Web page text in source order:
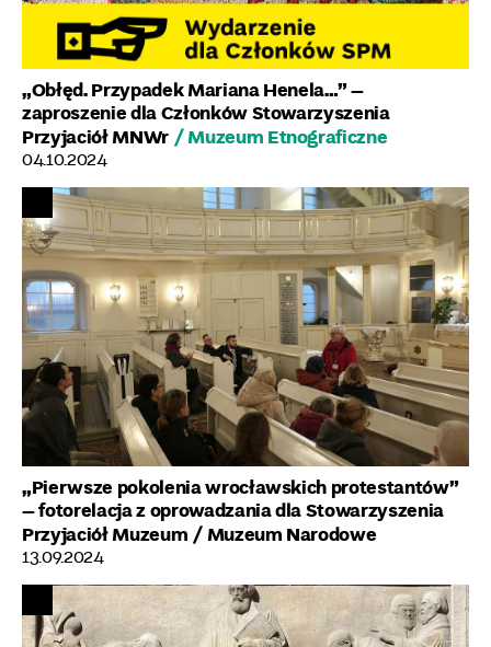
„Obłęd. Przypadek Mariana Henela…” –
zaproszenie dla Członków Stowarzyszenia
Przyjaciół MNWr / Muzeum Etnograficzne
04.10.2024
„Pierwsze pokolenia wrocławskich protestantów”
– fotorelacja z oprowadzania dla Stowarzyszenia
Przyjaciół Muzeum / Muzeum Narodowe
13.09.2024